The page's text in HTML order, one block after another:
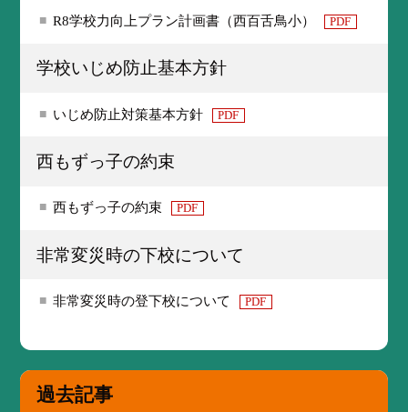
R8学校力向上プラン計画書（西百舌鳥小） PDF
学校いじめ防止基本方針
いじめ防止対策基本方針 PDF
西もずっ子の約束
西もずっ子の約束 PDF
非常変災時の下校について
非常変災時の登下校について PDF
過去記事